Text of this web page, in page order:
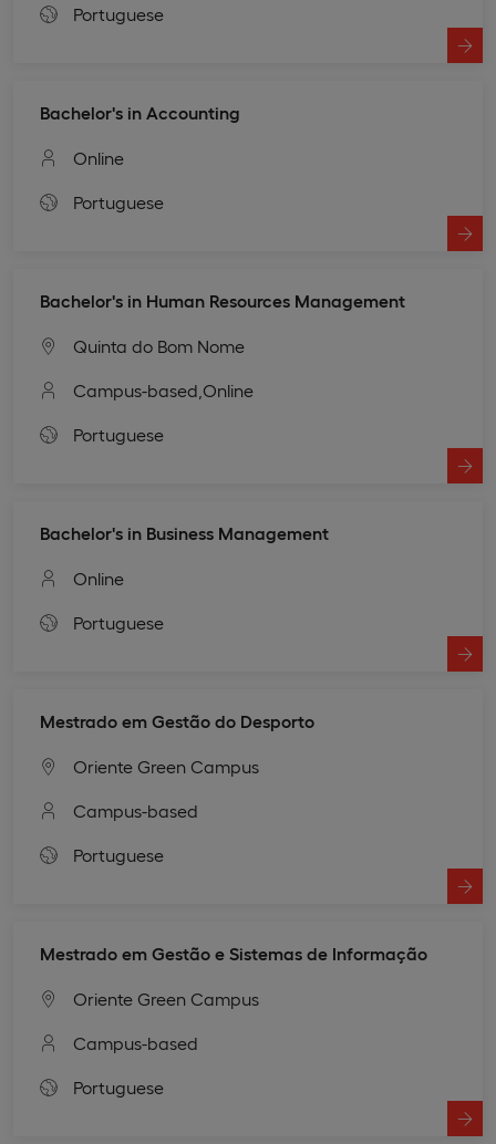
Portuguese
Bachelor's in Accounting
Online
Portuguese
Bachelor's in Human Resources Management
Quinta do Bom Nome
Campus-based, Online
Portuguese
Bachelor's in Business Management
Online
Portuguese
Mestrado em Gestão do Desporto
Oriente Green Campus
Campus-based
Portuguese
Mestrado em Gestão e Sistemas de Informação
Oriente Green Campus
Campus-based
Portuguese